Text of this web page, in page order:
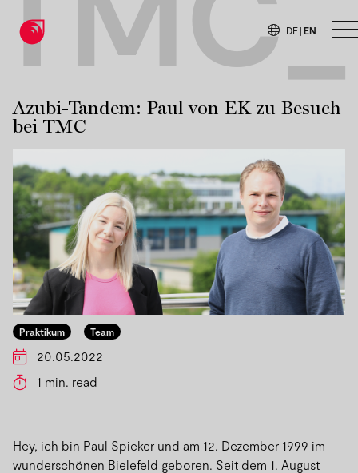
DE | EN
Azubi-Tandem: Paul von EK zu Besuch
bei TMC
Praktikum Team
20.05.2022
1 min. read
Hey, ich bin Paul Spieker und am 12. Dezember 1999 im
wunderschönen Bielefeld geboren. Seit dem 1. August